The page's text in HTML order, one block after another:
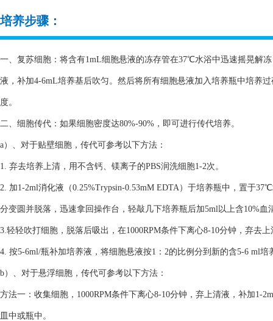
培养步骤：
一、复苏细胞：将含有1mL细胞悬液的冻存管在37℃水浴中迅速摇晃解
液，补加4-6mL培养基后吹匀。然后将所有细胞悬液加入培养瓶中培养
度。
二、细胞传代：如果细胞密度达80%-90%，即可进行传代培养。
a）、对于贴壁细胞，传代可参考以下方法：
1. 弃去培养上清，用不含钙、镁离子的PBS润洗细胞1-2次。
2. 加1-2ml消化液（0.25%Trypsin-0.53mM EDTA）于培养瓶中，置于
分变圆并脱落，迅速拿回操作台，轻敲几下培养瓶后加5ml以上含10%血
3.轻轻吹打细胞，脱落后吸出，在1000RPM条件下离心8-10分钟，弃去
4. 按5-6ml/瓶补加培养液，将细胞悬液按1：2的比例分到新的含5-6 ml培
b）、对于悬浮细胞，传代可参考以下方法：
方法一：收集细胞，1000RPM条件下离心8-10分钟，弃上清液，补加1-
皿中或瓶中。